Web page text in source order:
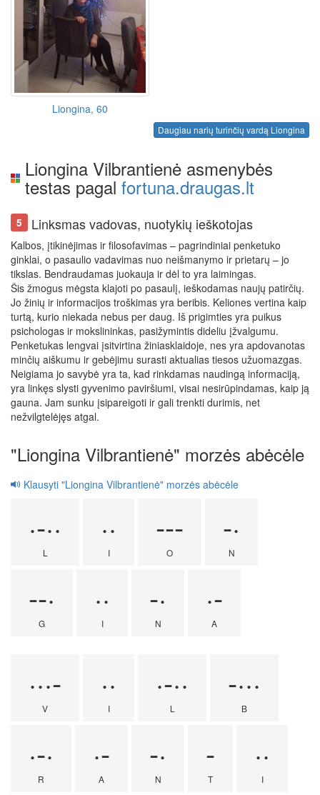
Liongina, 60
Daugiau narių turinčių vardą Liongina
Liongina Vilbrantienė asmenybės
testas pagal fortuna.draugas.lt
5 Linksmas vadovas, nuotykių ieškotojas
Kalbos, įtikinėjimas ir filosofavimas – pagrindiniai penketuko
ginklai, o pasaulio vadavimas nuo neišmanymo ir prietarų – jo
tikslas. Bendraudamas juokauja ir dėl to yra laimingas.
Šis žmogus mėgsta klajoti po pasaulį, ieškodamas naujų patirčių.
Jo žinių ir informacijos troškimas yra beribis. Keliones vertina kaip
turtą, kurio niekada nebus per daug. Iš prigimties yra puikus
psichologas ir mokslininkas, pasižymintis dideliu įžvalgumu.
Penketukas lengvai įsitvirtina žiniasklaidoje, nes yra apdovanotas
minčių aiškumu ir gebėjimu surasti aktualias tiesos užuomazgas.
Neigiama jo savybė yra ta, kad rinkdamas naudingą informaciją,
yra linkęs slysti gyvenimo paviršiumi, visai nesirūpindamas, kaip ją
gauna. Jam sunku įsipareigoti ir gali trenkti durimis, net
nežvilgtelėjęs atgal.
"Liongina Vilbrantienė" morzės abėcėle
Klausyti "Liongina Vilbrantienė" morzės abėcėle
·-··
L
··
I
---
O
-·
N
--·
G
··
I
-·
N
·-
A
···-
V
··
I
·-··
L
-···
B
·-·
R
·-
A
-·
N
-
T
··
I